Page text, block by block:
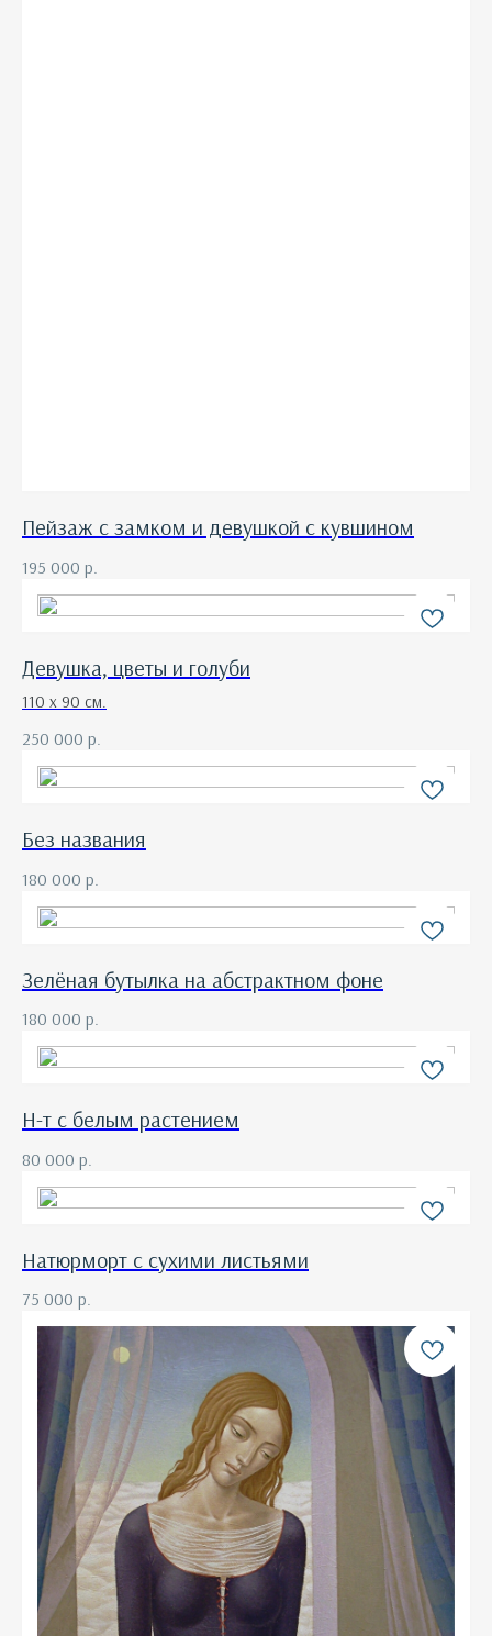
Пейзаж с замком и девушкой с кувшином
195 000 р.
Девушка, цветы и голуби
110 х 90 см.
250 000 р.
Без названия
180 000 р.
Зелёная бутылка на абстрактном фоне
180 000 р.
Н-т с белым растением
80 000 р.
Натюрморт с сухими листьями
75 000 р.